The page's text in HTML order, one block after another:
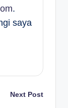
.
saya
Next Post